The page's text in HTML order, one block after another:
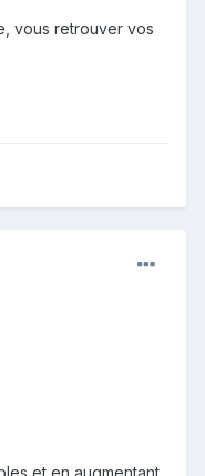
vous retrouver vos
et en augmentant